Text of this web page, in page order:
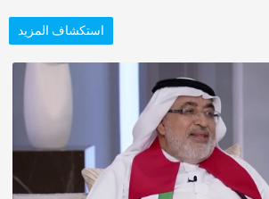
استكشاف المزيد